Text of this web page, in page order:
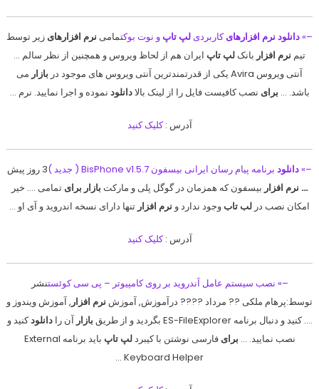
–»دانلود نرم افزارهایکاربردیلپ تاپو نوت بوکتمامی نرم افزارهای زیر توسط
تیم نرم افزار بانک لپ تاپ ایران هم از لحاظ ویروس و همچنین از نظر سالم …
آنتی ویروس Avira یکی از قدرتمندترین آنتی ویروس های موجود در
بازار می
باشد. … برای نصب کافیست فایل را از لینک بالادانلود نموده و اجرا نمایید. نرم …
آدرس :کلیک کنید
–»دانلود برنامه پیام رسان ایرانی بیسفون BisPhone v1.5.7 ( جدید )
3 روز پیش
… نرم افزار بیسفون که همزمان در گوگل پلی و مارکت بازار برای تمامی …. خیر
امکان نصب در لب تابوجود ندارد و نرم افزار تنها دارای نسخه اندروید و آی او …
آدرس :کلیک کنید
–» نصب سیستم عامل آندروید بر روی کامپیوتر – پی سی کوئستنشر
توسط:پرهام ملکی ?? مرداد ???? درآموزش, آموزش نرم افزار, آموزش ویندوز و
…. کنید و دنبال برنامه ES-FileExplorer بگردید و از طریق
بازار آن رادانلودکنید و
نصب نمایید. … برای فارسی نوشتن با کیبردلپ تاپ
باید برنامه External
Keyboard Helper …